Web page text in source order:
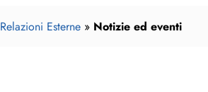
Relazioni Esterne » Notizie ed eventi